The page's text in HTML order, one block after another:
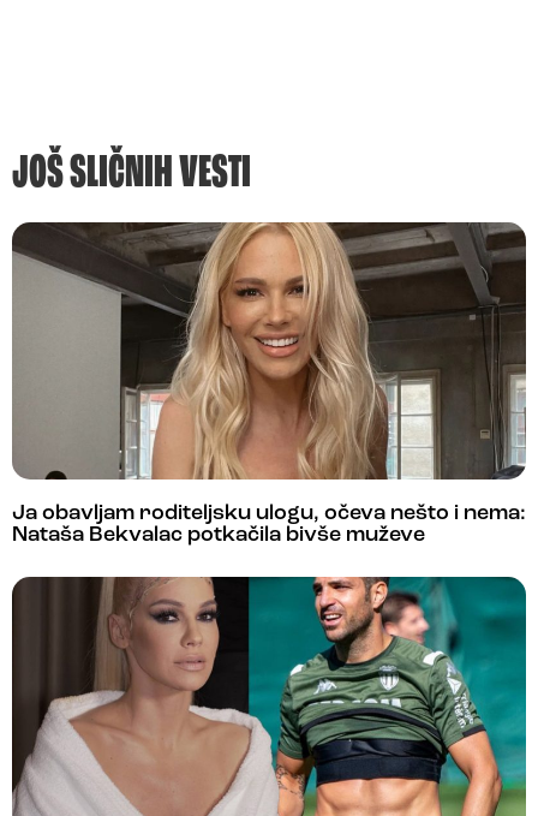
JOŠ SLIČNIH VESTI
Ja obavljam roditeljsku ulogu, očeva nešto i nema:
Nataša Bekvalac potkačila bivše muževe